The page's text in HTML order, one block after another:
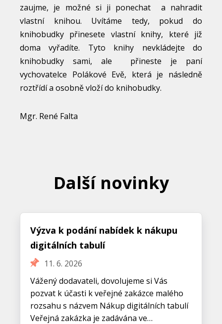
zaujme, je možné si ji ponechat a nahradit
vlastní knihou. Uvítáme tedy, pokud do
knihobudky přinesete vlastní knihy, které již
doma vyřadíte. Tyto knihy nevkládejte do
knihobudky sami, ale přineste je paní
vychovatelce Polákové Evě, která je následně
roztřídí a osobně vloží do knihobudky.
Mgr. René Falta
Další novinky
Výzva k podání nabídek k nákupu
digitálních tabulí
11. 6. 2026
Vážený dodavateli, dovolujeme si Vás
pozvat k účasti k veřejné zakázce malého
rozsahu s názvem Nákup digitálních tabulí
Veřejná zakázka je zadávána ve…